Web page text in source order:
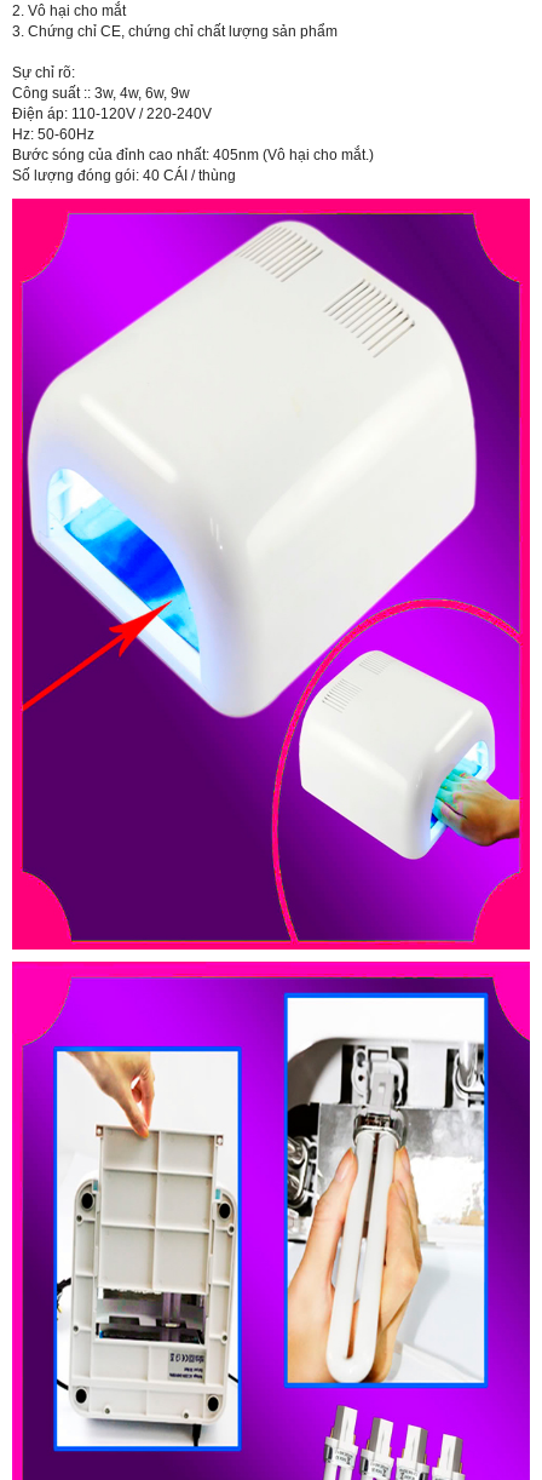
2. Vô hại cho mắt
3. Chứng chỉ CE, chứng chỉ chất lượng sản phẩm
Sự chỉ rõ:
Công suất :: 3w, 4w, 6w, 9w
Điện áp: 110-120V / 220-240V
Hz: 50-60Hz
Bước sóng của đỉnh cao nhất: 405nm (Vô hại cho mắt.)
Số lượng đóng gói: 40 CÁI / thùng